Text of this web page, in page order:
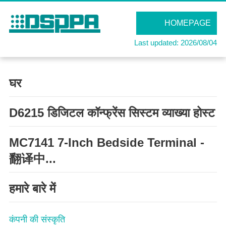
HOMEPAGE
Last updated: 2026/08/04
घर
D6215 डिजिटल कॉन्फ्रेंस सिस्टम व्याख्या होस्ट
MC7141 7-Inch Bedside Terminal -
翻译中...
हमारे बारे में
कंपनी की संस्कृति